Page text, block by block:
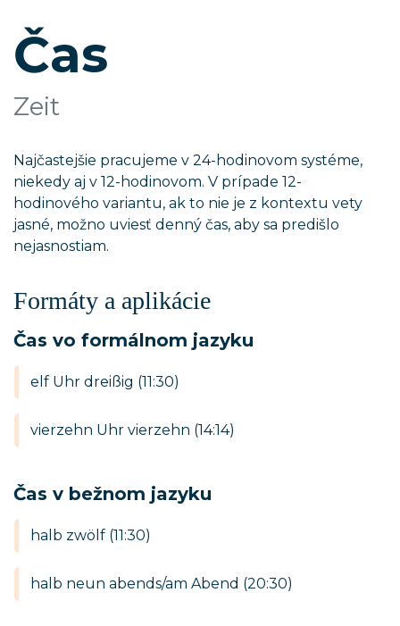
Čas
Zeit
Najčastejšie pracujeme v 24-hodinovom systéme,
niekedy aj v 12-hodinovom. V prípade 12-
hodinového variantu, ak to nie je z kontextu vety
jasné, možno uviesť denný čas, aby sa predišlo
nejasnostiam.
Formáty a aplikácie
Čas vo formálnom jazyku
elf Uhr dreißig (11:30)
vierzehn Uhr vierzehn (14:14)
Čas v bežnom jazyku
halb zwölf (11:30)
halb neun abends/am Abend (20:30)